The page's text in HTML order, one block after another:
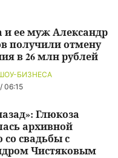
БИЗНЕСА
06:15
и ее муж Александр
получили отмену
в 26 млн рублей
Глюкоза
архивной
со свадьбы с
Чистяковым